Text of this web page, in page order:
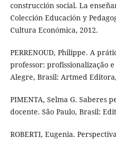
construcción social. La
Colección Educación y
Cultura Económica, 2012.
PERRENOUD, Philippe. A
professor: profissionalização
Alegre, Brasil: Artmed
PIMENTA, Selma G. Saberes
docente. São Paulo, Brasil:
ROBERTI, Eugenia.